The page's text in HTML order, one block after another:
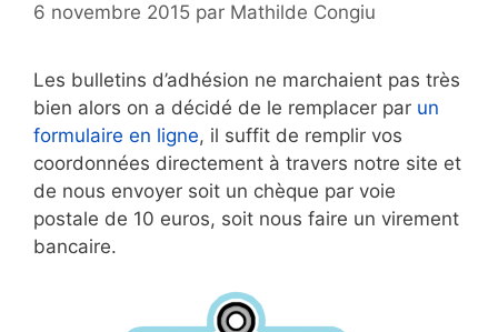
6 novembre 2015 par Mathilde Congiu
Les bulletins d’adhésion ne marchaient pas très
bien alors on a décidé de le remplacer par un
formulaire en ligne, il suffit de remplir vos
coordonnées directement à travers notre site et
de nous envoyer soit un chèque par voie
postale de 10 euros, soit nous faire un virement
bancaire.